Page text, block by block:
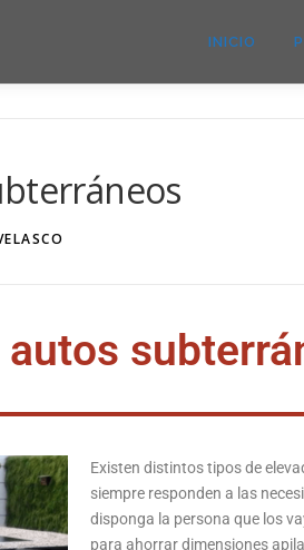
INICIO
autos
Existen distintos tipos de
siempre responden a las
disponga la persona que los
para ahorrar dimensiones